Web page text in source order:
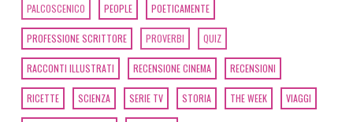
PALCOSCENICO PEOPLE POETICAMENTE
PROFESSIONE SCRITTORE PROVERBI QUIZ
RACCONTI ILLUSTRATI RECENSIONE CINEMA RECENSIONI
RICETTE SCIENZA SERIE TV STORIA THE WEEK VIAGGI